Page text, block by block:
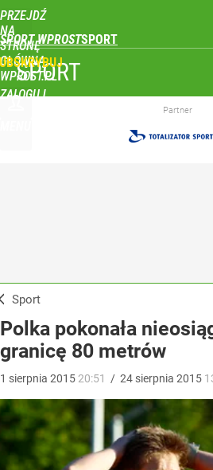
PRZEJDŹ
NA
STRONĘ
GŁÓWNĄ
WPROST.PL
SPORT WPROST
ZALOGUJ
SPORT
Partner
Sport
Polka pokonała
granicę 80 metrów
1 sierpnia 2015 20:51 / 24 sierpnia 2015